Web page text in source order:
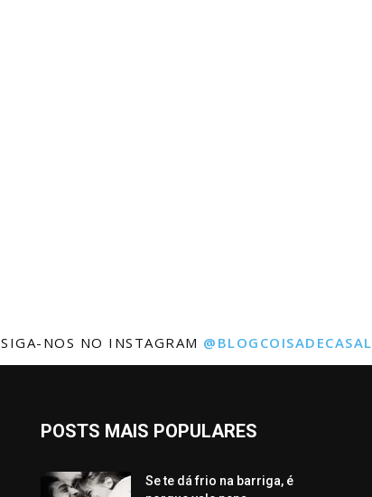
SIGA-NOS NO INSTAGRAM @BLOGCOISADECASAL
POSTS MAIS POPULARES
Se te dá frio na barriga, é